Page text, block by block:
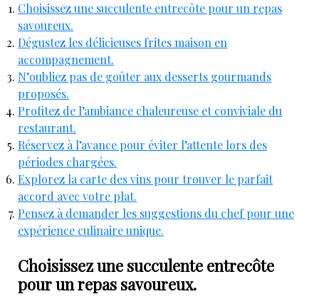
Choisissez une succulente entrecôte pour un repas
savoureux.
Dégustez les délicieuses frites maison en
accompagnement.
N’oubliez pas de goûter aux desserts gourmands
proposés.
Profitez de l’ambiance chaleureuse et conviviale du
restaurant.
Réservez à l’avance pour éviter l’attente lors des
périodes chargées.
Explorez la carte des vins pour trouver le parfait
accord avec votre plat.
Pensez à demander les suggestions du chef pour une
expérience culinaire unique.
Choisissez une succulente entrecôte
pour un repas savoureux.